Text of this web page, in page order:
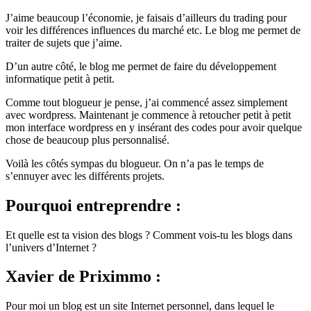
J’aime beaucoup l’économie, je faisais d’ailleurs du trading pour
voir les différences influences du marché etc. Le blog me permet de
traiter de sujets que j’aime.
D’un autre côté, le blog me permet de faire du développement
informatique petit à petit.
Comme tout blogueur je pense, j’ai commencé assez simplement
avec wordpress. Maintenant je commence à retoucher petit à petit
mon interface wordpress en y insérant des codes pour avoir quelque
chose de beaucoup plus personnalisé.
Voilà les côtés sympas du blogueur. On n’a pas le temps de
s’ennuyer avec les différents projets.
Pourquoi entreprendre :
Et quelle est ta vision des blogs ? Comment vois-tu les blogs dans
l’univers d’Internet ?
Xavier de Priximmo :
Pour moi un blog est un site Internet personnel, dans lequel le